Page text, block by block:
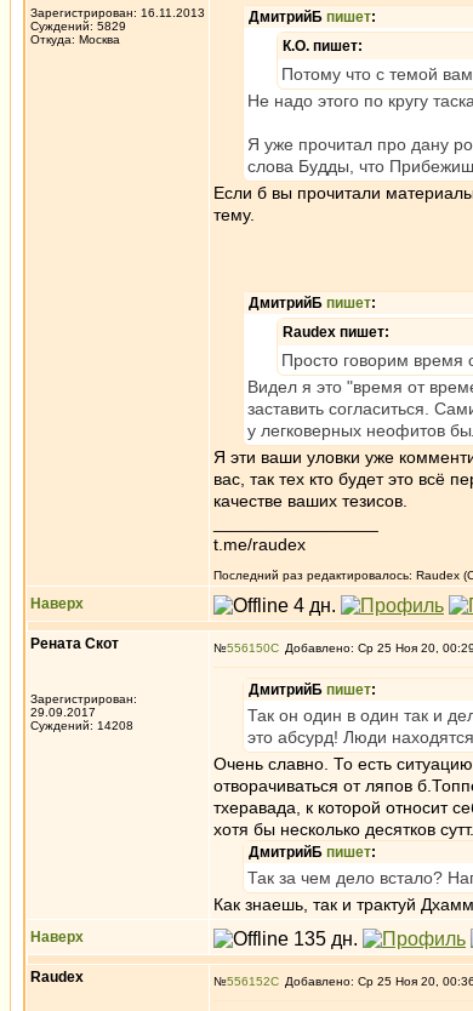
Зарегистрирован: 16.11.2013
Суждений: 5829
Откуда: Москва
ДмитрийБ пишет:
К.О. пишет:
Потому что с темой
Не надо этого по кругу
Я уже прочитал про дану
слова Будды, что
Если б вы прочитали
тему.
ДмитрийБ пишет:
Raudex пишет:
Просто говорим время
Видел я это "время от
заставить согласиться.
у легковерных неофитов
Я эти ваши уловки уже
вас, так тех кто будет это всё
качестве ваших тезисов.
t.me/raudex
Последний раз редактировалось: Raudex
Наверх
Рената Скот
Зарегистрирован:
29.09.2017
Суждений: 14208
№556150 Добавлено: Ср 25 Ноя 20,
ДмитрийБ пишет:
Так он один в один так и
это абсурд! Люди
Очень славно. То есть
отворачиваться от ляпов
тхеравада, к которой относит
хотя бы несколько десятков
ДмитрийБ пишет:
Так за чем дело встало?
Как знаешь, так и трактуй
Наверх
Raudex №556152 Добавлено: Ср 25 Ноя 20,